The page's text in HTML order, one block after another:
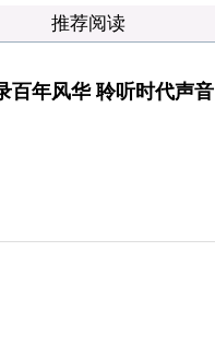
推荐阅读
年风华 聆听时代声音